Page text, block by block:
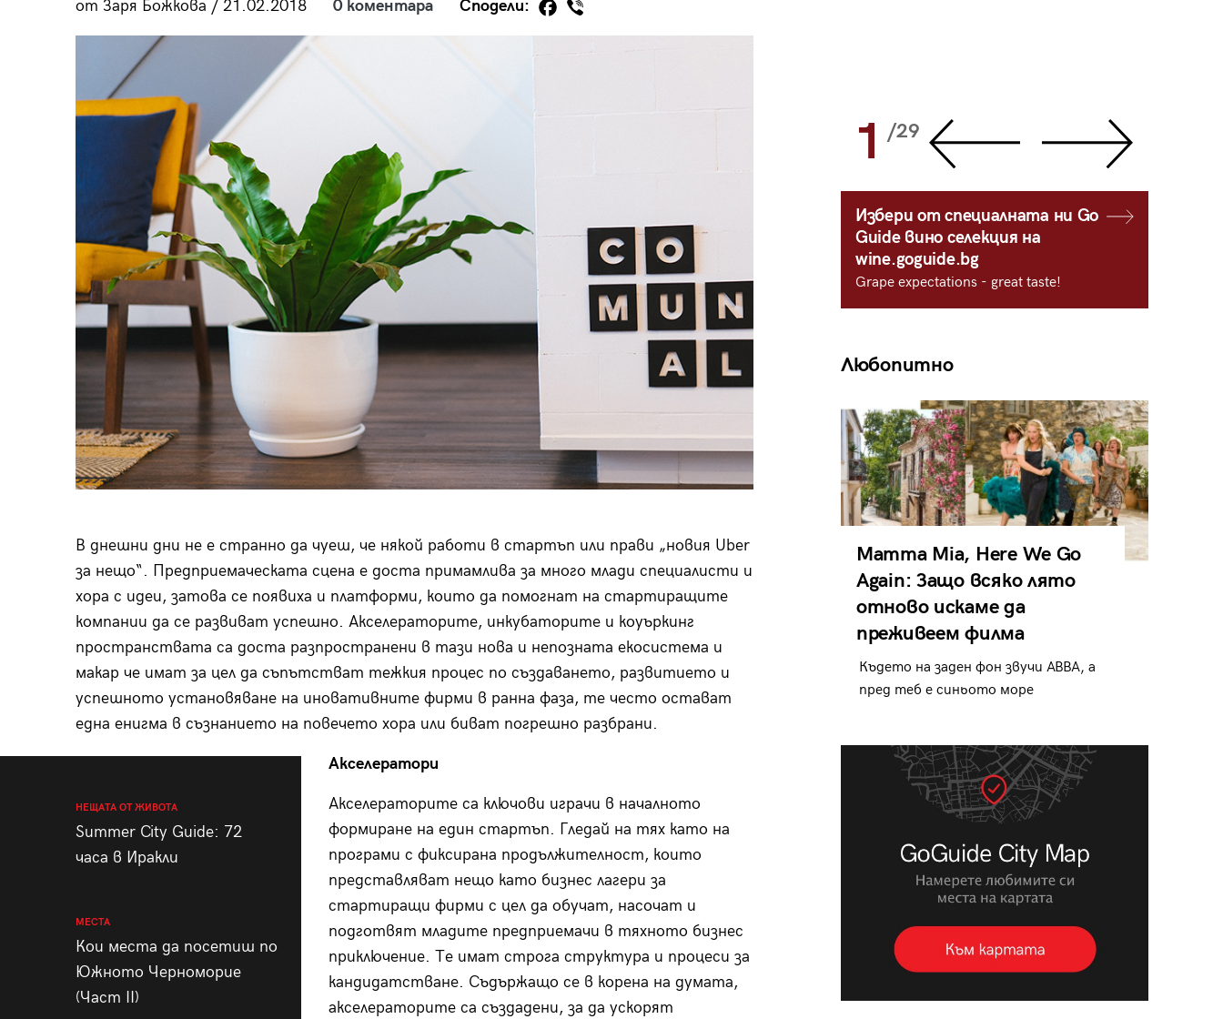
от Заря Божкова / 21.02.2018 0 коментара Сподели:
В днешни дни не е странно да чуеш, че някой работи в стартъп или прави „новия Uber
за нещо“. Предприемаческата сцена е доста примамлива за много млади специалисти и
хора с идеи, затова се появиха и платформи, които да помогнат на стартиращите
компании да се развиват успешно. Акселераторите, инкубаторите и коуъркинг
пространствата са доста разпространени в тази нова и непозната екосистема и
макар че имат за цел да съпътстват тежкия процес по създаването, развитието и
успешното установяване на иновативните фирми в ранна фаза, те често остават
една енигма в съзнанието на повечето хора или биват погрешно разбрани.
НЕЩАТА ОТ ЖИВОТА
Summer City Guide: 72
часа в Иракли
МЕСТА
Кои места да посетиш по
Южното Черноморие
(Част II)
Акселератори
Акселераторите са ключови играчи в началното
формиране на един стартъп. Гледай на тях като на
програми с фиксирана продължителност, които
представляват нещо като бизнес лагери за
стартиращи фирми с цел да обучат, насочат и
подготвят младите предприемачи в тяхното бизнес
приключение. Те имат строга структура и процеси за
кандидатстване. Съдържащо се в корена на думата,
акселераторите са създадени, за да ускорят
28 1 /29
Избери от специалната ни Go
Guide вино селекция на
wine.goguide.bg
Grape expectations - great taste!
Любопитно
Mamma Mia, Here We Go
Again: Защо всяко лято
отново искаме да
преживеем филма
Където на заден фон звучи ABBA, а
пред теб е синьото море